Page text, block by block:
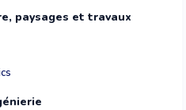
paysages et travaux